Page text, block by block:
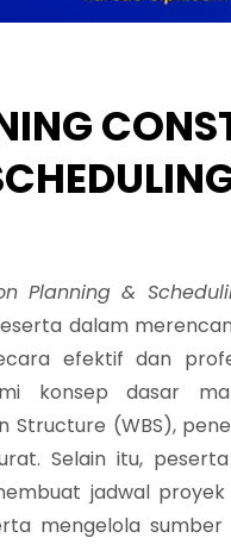
Planning &
dalam
efektif dan
konsep dasar
Structure (WBS),
Selain itu,
jadwal
mengelola